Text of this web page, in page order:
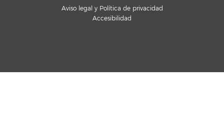
Aviso legal y Política de privacidad
Accesibilidad